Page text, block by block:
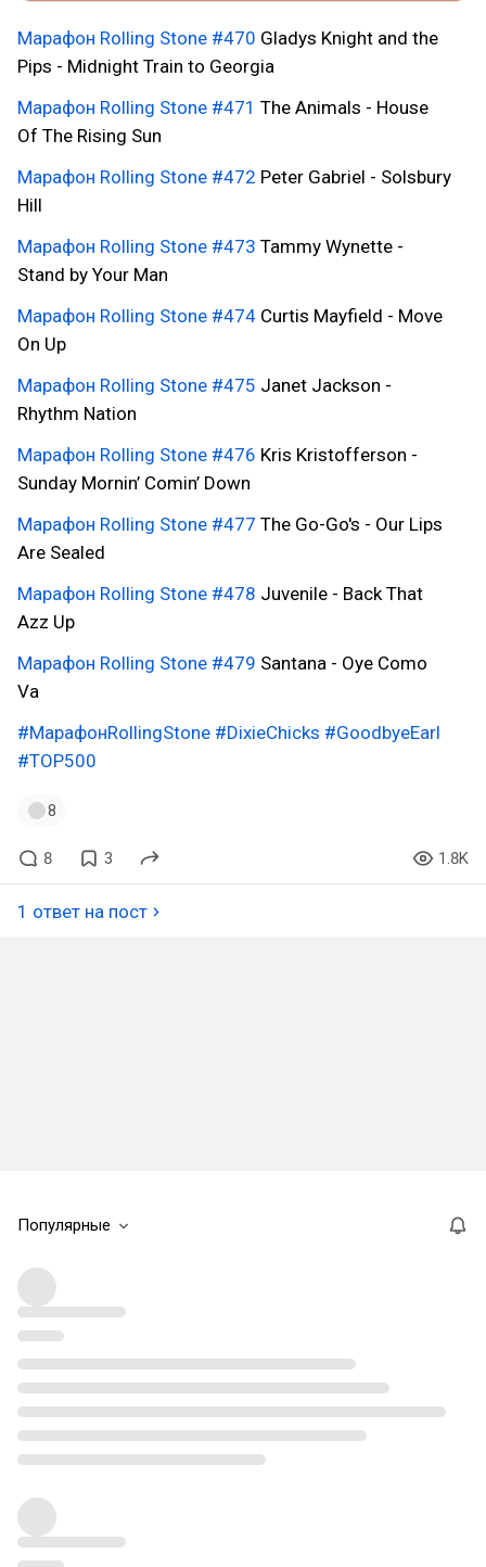
Марафон Rolling Stone #470 Gladys Knight and the
Pips - Midnight Train to Georgia
Марафон Rolling Stone #471 The Animals - House
Of The Rising Sun
Марафон Rolling Stone #472 Peter Gabriel - Solsbury
Hill
Марафон Rolling Stone #473 Tammy Wynette -
Stand by Your Man
Марафон Rolling Stone #474 Curtis Mayfield - Move
On Up
Марафон Rolling Stone #475 Janet Jackson -
Rhythm Nation
Марафон Rolling Stone #476 Kris Kristofferson -
Sunday Mornin’ Comin’ Down
Марафон Rolling Stone #477 The Go-Go's - Our Lips
Are Sealed
Марафон Rolling Stone #478 Juvenile - Back That
Azz Up
Марафон Rolling Stone #479 Santana - Oye Como
Va
#МарафонRollingStone #DixieChicks #GoodbyeEarl
#TOP500
8
8 3 1.8K
1 ответ на пост
Популярные